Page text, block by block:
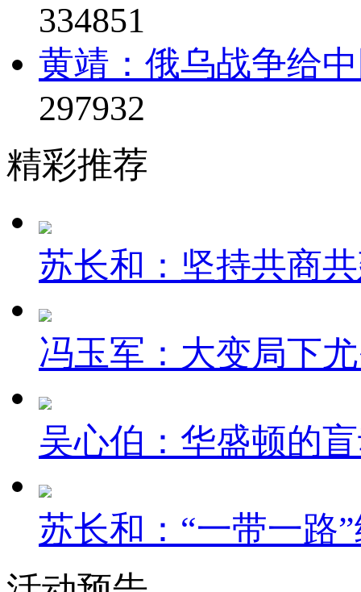
334851
黄靖：俄乌战争给
297932
精彩推荐
苏长和：坚持共商
冯玉军：大变局下
吴心伯：华盛顿的
苏长和：“一带一路